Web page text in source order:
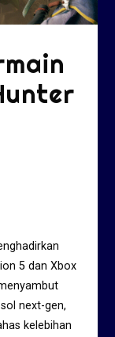
5 dan Xbox
next-gen,
kelebihan